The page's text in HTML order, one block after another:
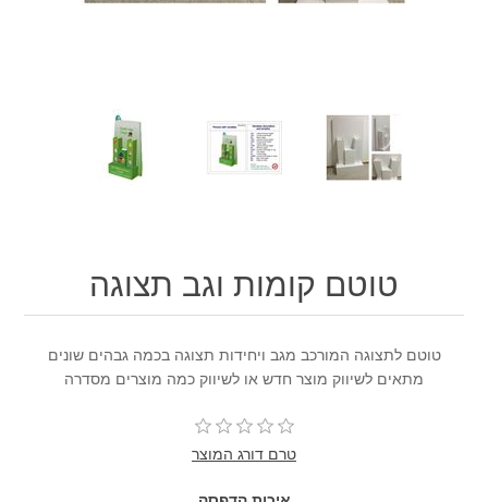
טוטם קומות וגב תצוגה
טוטם לתצוגה המורכב מגב ויחידות תצוגה בכמה גבהים שונים
מתאים לשיווק מוצר חדש או לשיווק כמה מוצרים מסדרה
טרם דורג המוצר